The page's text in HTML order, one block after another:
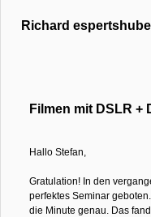
Richard
Filmen mit DSLR +
Hallo Stefan,
Gratulation! In den
perfektes Seminar
die Minute genau. Das